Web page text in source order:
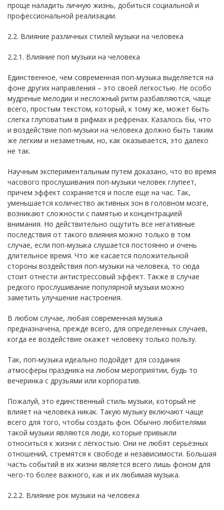
проще наладить личную жизнь, добиться социальной и
профессиональной реализации.
2.2. Влияние различных стилей музыки на человека
2.2.1. Влияние поп музыки на человека
Единственное, чем современная поп-музыка выделяется на
фоне других направления – это своей легкостью. Не особо
мудреные мелодии и несложный ритм разбавляются, чаще
всего, простым текстом, который, к тому же, может быть
слегка глуповатым в рифмах и рефренах. Казалось бы, что
и воздействие поп-музыки на человека должно быть таким
же легким и незаметным, но, как оказывается, это далеко
не так.
Научным экспериментальным путем доказано, что во время
часового прослушивания поп-музыки человек глупеет,
причем эффект сохраняется и после еще на час. Так,
уменьшается количество активных зон в головном мозге,
возникают сложности с памятью и концентрацией
внимания. Но действительно ощутить все негативные
последствия от такого влияния можно только в том
случае, если поп-музыка слушается постоянно и очень
длительное время. Что же касается положительной
стороны воздействия поп-музыки на человека, то сюда
стоит отнести антистрессовый эффект. Также в случае
редкого прослушивание популярной музыки можно
заметить улучшение настроения.
В любом случае, любая современная музыка
предназначена, прежде всего, для определенных случаев,
когда ее воздействие окажет человеку только пользу.
Так, поп-музыка идеально подойдет для создания
атмосферы праздника на любом мероприятии, будь то
вечеринка с друзьями или корпоратив.
Пожалуй, это единственный стиль музыки, который не
влияет на человека никак. Такую музыку включают чаще
всего для того, чтобы создать фон. Обычно любителями
такой музыки являются люди, которые привыкли
относиться к жизни с лёгкостью. Они не любят серьёзных
отношений, стремятся к свободе и независимости. Большая
часть событий в их жизни является всего лишь фоном для
чего-то более важного, как и их любимая музыка.
2.2.2. Влияние рок музыки на человека